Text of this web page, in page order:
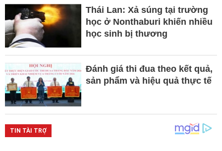
Thái Lan: Xả súng tại trường
học ở Nonthaburi khiến nhiều
học sinh bị thương
Đánh giá thi đua theo kết quả,
sản phẩm và hiệu quả thực tế